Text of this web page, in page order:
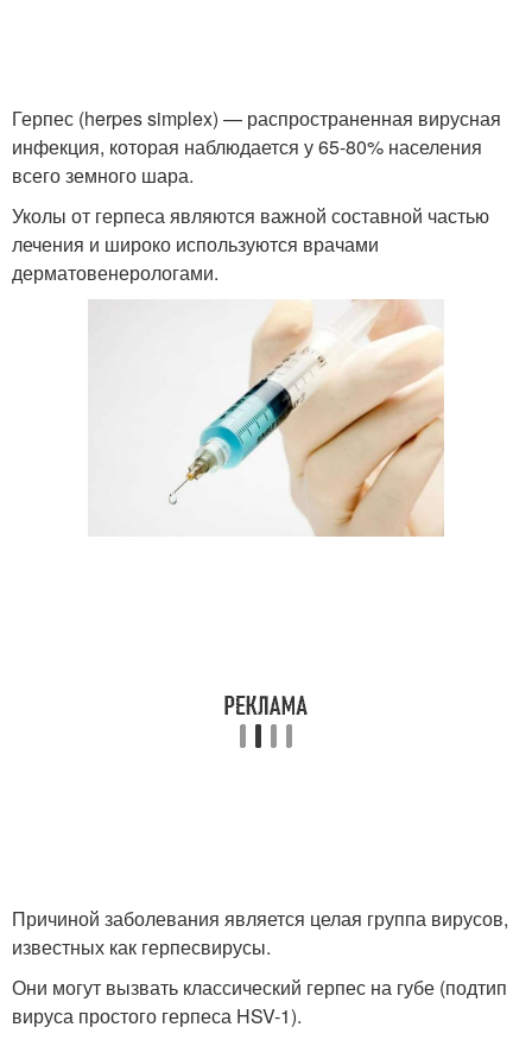
Герпес (herpes simplex) — распространенная вирусная
инфекция, которая наблюдается у 65-80% населения
всего земного шара.
Уколы от герпеса являются важной составной частью
лечения и широко используются врачами
дерматовенерологами.
Причиной заболевания является целая группа вирусов,
известных как герпесвирусы.
Они могут вызвать классический герпес на губе (подтип
вируса простого герпеса HSV-1).